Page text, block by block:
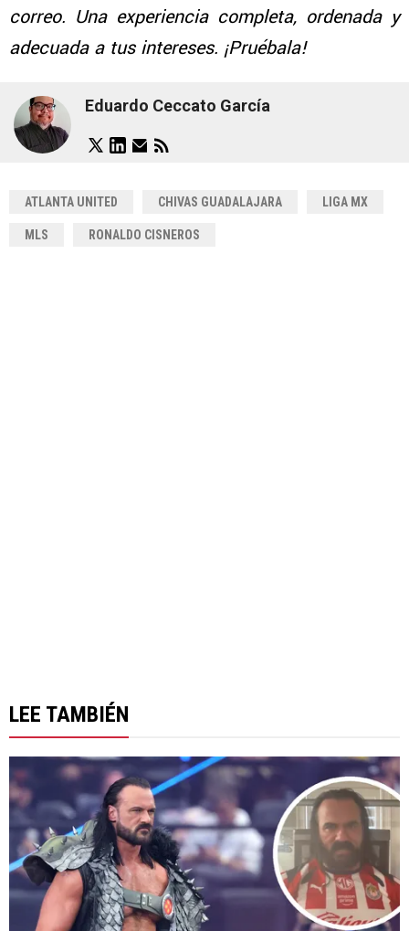
correo. Una experiencia completa, ordenada y
adecuada a tus intereses. ¡Pruébala!
Eduardo Ceccato García
ATLANTA UNITED CHIVAS GUADALAJARA LIGA MX
MLS RONALDO CISNEROS
LEE TAMBIÉN